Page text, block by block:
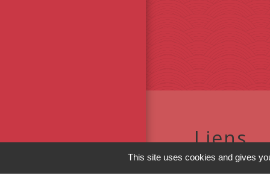
Liens
Conseil
This site uses cookies and gives